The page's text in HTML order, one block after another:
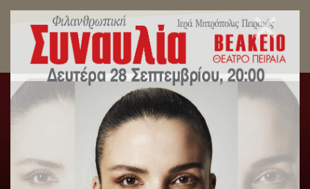
Μητροπολίτης Πειραιώς: Οι Νεομάρτυρες με το
πορφυρό αίμα τους διέσωσαν την πίστη και
ταυτότητά μας.